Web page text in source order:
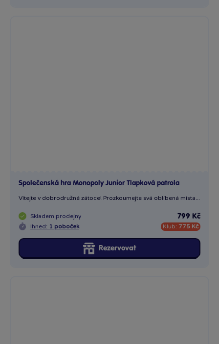
Společenská hra Monopoly Junior Tlapková patrola
Vítejte v dobrodružné zátoce! Prozkoumejte svá oblíbená místa...
Skladem prodejny
Ihned: 1 poboček
799 Kč
Klub: 775 Kč
Rezervovat